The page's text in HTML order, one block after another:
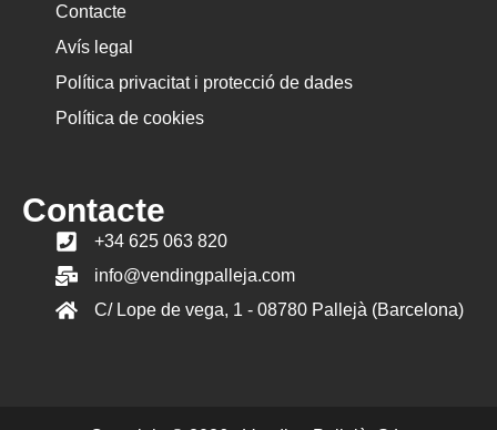
Contacte
Avís legal
Política privacitat i protecció de dades
Política de cookies
Contacte
+34 625 063 820
info@vendingpalleja.com
C/ Lope de vega, 1 - 08780 Pallejà (Barcelona)